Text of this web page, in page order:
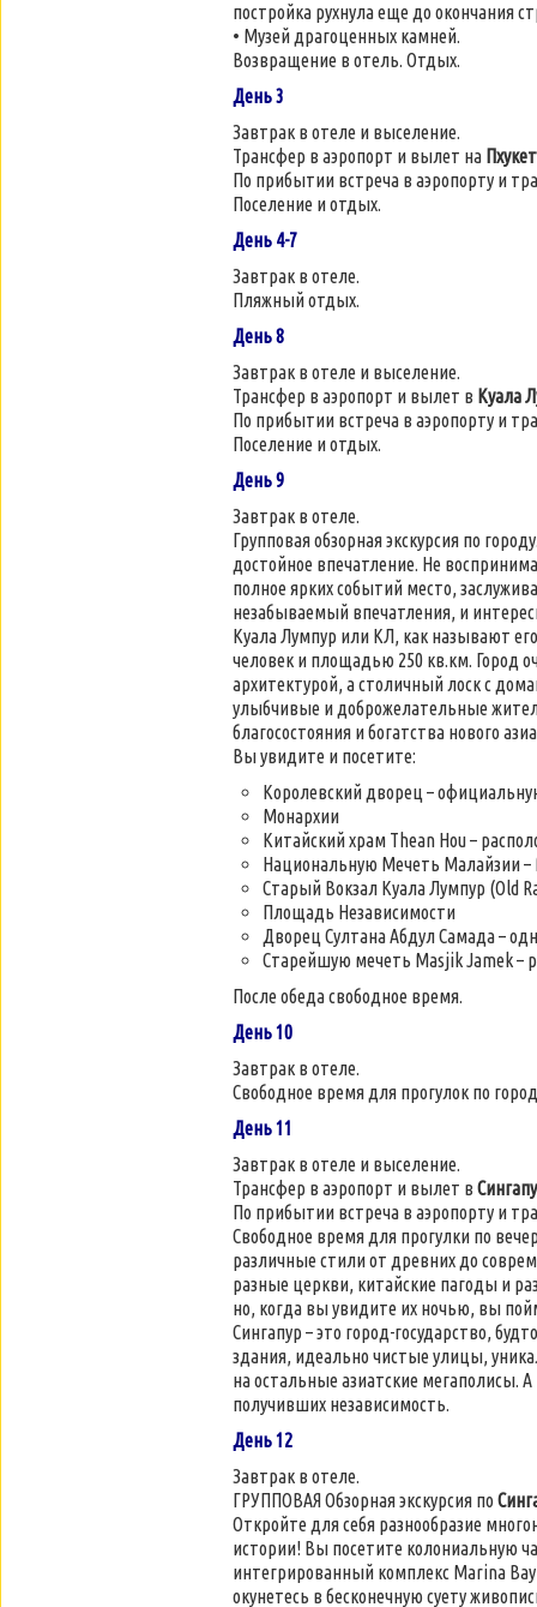
постройка рухнула еще до окончания
• Музей драгоценных камней.
Возвращение в отель. Отдых.
День 3
Завтрак в отеле и выселение.
Трансфер в аэропорт и вылет на Пхукет
По прибытии встреча в аэропорту и
Поселение и отдых.
День 4-7
Завтрак в отеле.
Пляжный отдых.
День 8
Завтрак в отеле и выселение.
Трансфер в аэропорт и вылет в Куала
По прибытии встреча в аэропорту и
Поселение и отдых.
День 9
Завтрак в отеле.
Групповая обзорная экскурсия по
достойное впечатление. Не
полное ярких событий место,
незабываемый впечатления, и
Куала Лумпур или КЛ, как называют
человек и площадью 250 кв.км. Город
архитектурой, а столичный лоск с
улыбчивые и доброжелательные
благосостояния и богатства нового
Вы увидите и посетите:
Королевский дворец –
Монархии
Китайский храм Thean Hou –
Национальную Мечеть Малайзии –
Старый Вокзал Куала Лумпур (Old
Площадь Независимости
Дворец Султана Абдул Самада –
Старейшую мечеть Masjik Jamek –
После обеда свободное время.
День 10
Завтрак в отеле.
Свободное время для прогулок по
День 11
Завтрак в отеле и выселение.
Трансфер в аэропорт и вылет в
По прибытии встреча в аэропорту и
Свободное время для прогулки по
различные стили от древних до
разные церкви, китайские пагоды и
но, когда вы увидите их ночью, вы
Сингапур – это город-государство,
здания, идеально чистые улицы,
на остальные азиатские мегаполисы.
получивших независимость.
День 12
Завтрак в отеле.
ГРУППОВАЯ Обзорная экскурсия по
Откройте для себя разнообразие
истории! Вы посетите колониальную
интегрированный комплекс Marina
окунетесь в бесконечную суету